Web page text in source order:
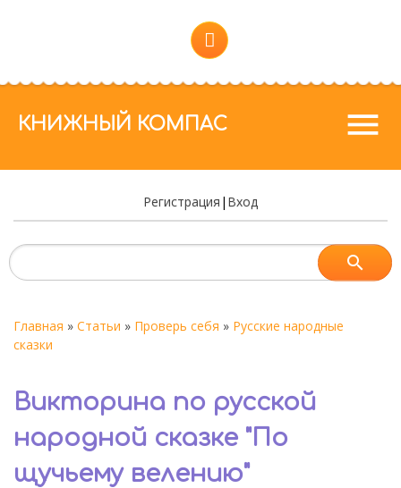
КНИЖНЫЙ КОМПАС menu
Регистрация | Вход
Главная » Статьи » Проверь себя » Русские народные
сказки
Викторина по русской
народной сказке "По
щучьему велению"